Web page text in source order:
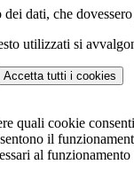
dati, che
utilizzati si
Accetta tutti i cookies
quali cookie
il
al